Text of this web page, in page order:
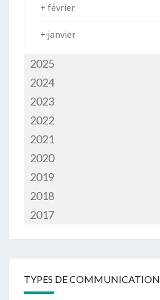
+ février
+ janvier
2025
2024
2023
2022
2021
2020
2019
2018
2017
TYPES DE COMMUNICATION